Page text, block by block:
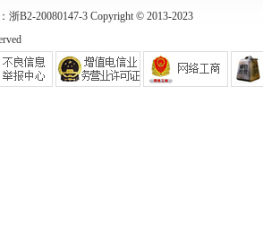
B2-20080147-3 Copyright © 2013-2023